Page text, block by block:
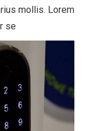
mollis. Lorem
se